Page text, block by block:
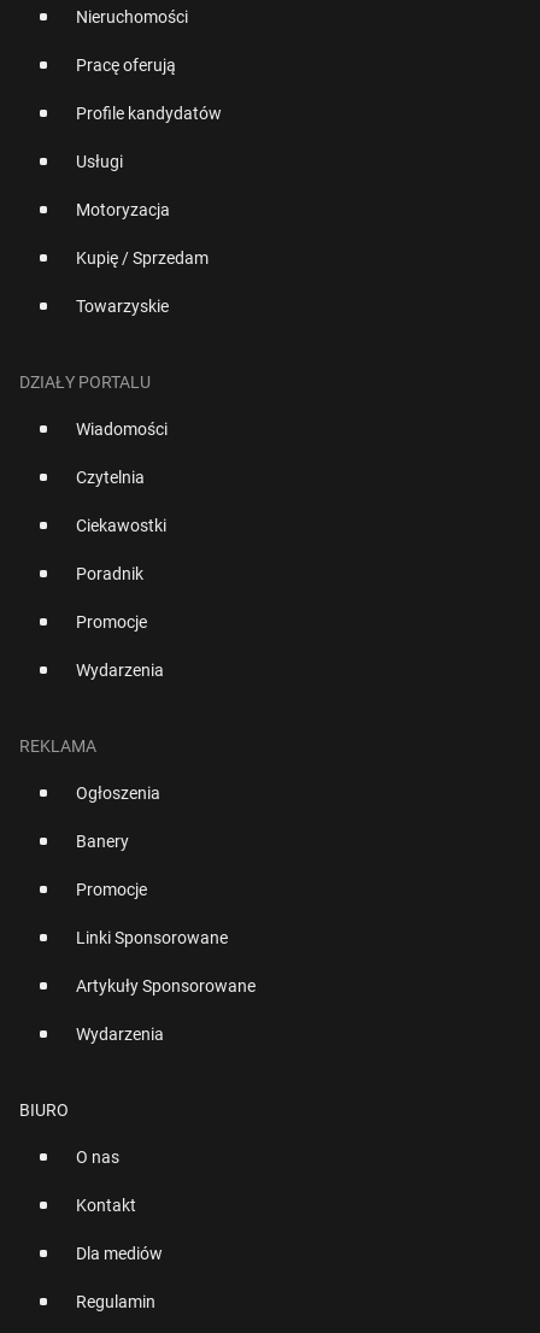
Nieruchomości
Pracę oferują
Profile kandydatów
Usługi
Motoryzacja
Kupię / Sprzedam
Towarzyskie
DZIAŁY PORTALU
Wiadomości
Czytelnia
Ciekawostki
Poradnik
Promocje
Wydarzenia
REKLAMA
Ogłoszenia
Banery
Promocje
Linki Sponsorowane
Artykuły Sponsorowane
Wydarzenia
BIURO
O nas
Kontakt
Dla mediów
Regulamin